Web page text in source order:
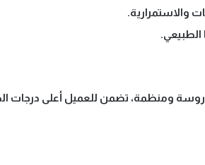
والاستمرارية.
الطبيعي.
ومنظمة، تضمن للعميل أعلى درجات